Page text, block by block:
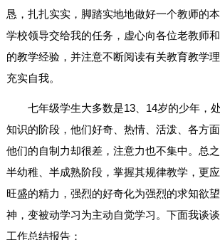
恳，扎扎实实，脚踏实地地做好一个教师的
学校领导交给我的任务，虚心向各位老教师
的教学经验，并注意不断阅读有关教育教学
充实自我。
七年级学生大多数是13、14岁的少年，
知识的阶段，他们好奇、热情、活泼、各方
他们的自制力却很差，注意力也不集中。总
半幼稚、半成熟阶段，掌握其规律教学，更
旺盛的精力，强烈的好奇化为强烈的求知欲
神，变被动学习为主动自觉学习。下面我谈
工作总结报告：